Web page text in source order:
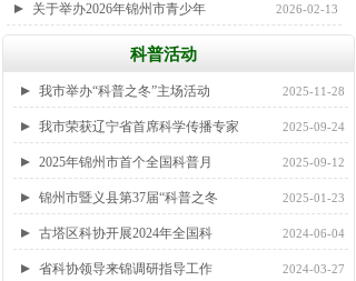
关于举办2026年锦州市青少年 2026-02-13
科普活动
我市举办“科普之冬”主场活动 2025-11-28
我市荣获辽宁省首席科学传播专家 2025-09-24
2025年锦州市首个全国科普月 2025-09-12
锦州市暨义县第37届“科普之冬 2025-01-23
古塔区科协开展2024年全国科 2024-06-04
省科协领导来锦调研指导工作 2024-03-27